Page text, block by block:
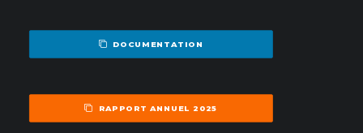
DOCUMENTATION
RAPPORT ANNUEL 2025